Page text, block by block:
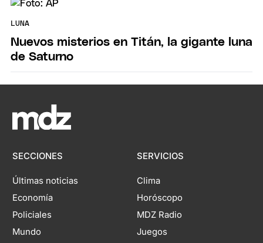
LUNA
Nuevos misterios en Titán, la gigante luna
de Saturno
SECCIONES
Últimas noticias
Economía
Policiales
Mundo
SERVICIOS
Clima
Horóscopo
MDZ Radio
Juegos